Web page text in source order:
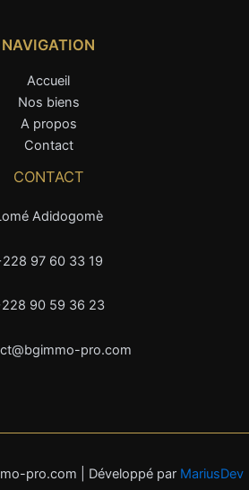
NAVIGATION
Accueil
Nos biens
A propos
Contact
CONTACT
Adidogomè
97 60 33 19
90 59 36 23
pro.com
pro.com | Développé par MariusDev